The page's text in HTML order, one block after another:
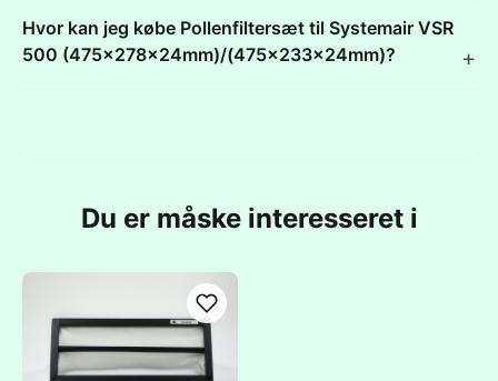
Hvor kan jeg købe Pollenfiltersæt til Systemair VSR
500 (475x278x24mm)/(475x233x24mm)?
Du er måske interesseret i